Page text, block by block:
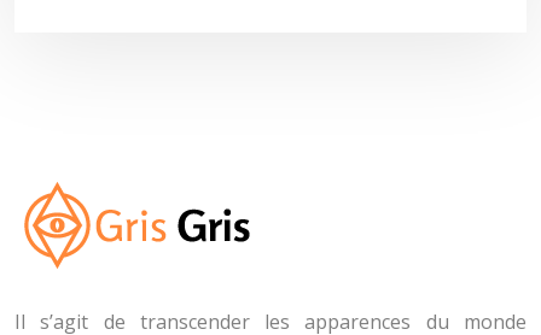
Il s’agit de transcender les apparences du monde